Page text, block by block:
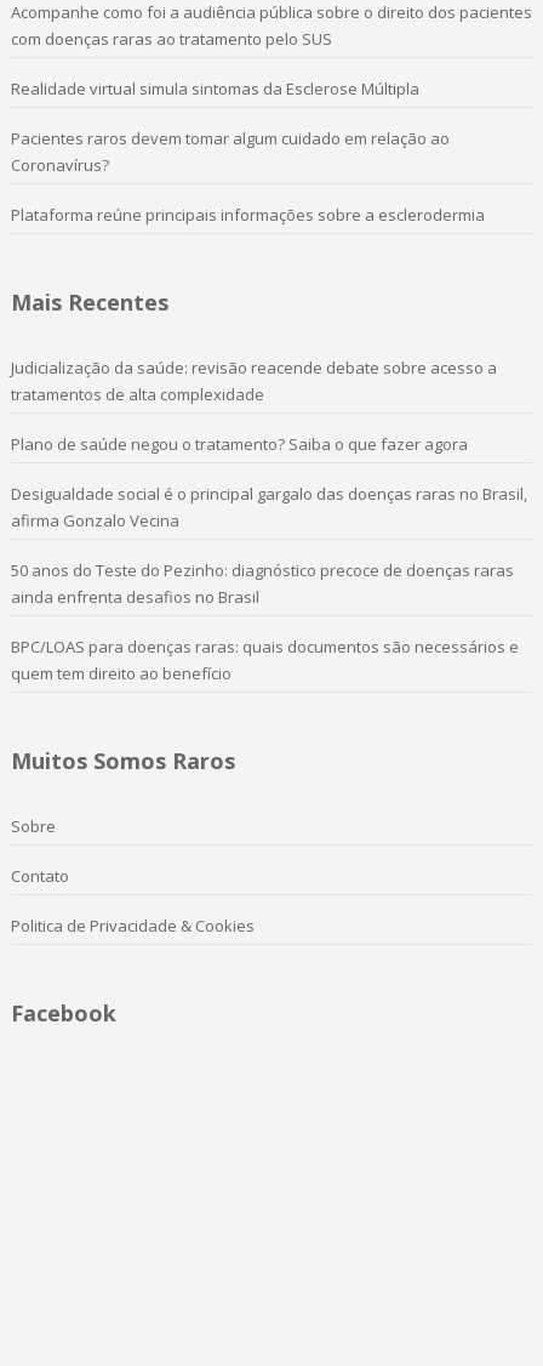
Acompanhe como foi a audiência pública sobre o direito dos pacientes
com doenças raras ao tratamento pelo SUS
Realidade virtual simula sintomas da Esclerose Múltipla
Pacientes raros devem tomar algum cuidado em relação ao
Coronavírus?
Plataforma reúne principais informações sobre a esclerodermia
Mais Recentes
Judicialização da saúde: revisão reacende debate sobre acesso a
tratamentos de alta complexidade
Plano de saúde negou o tratamento? Saiba o que fazer agora
Desigualdade social é o principal gargalo das doenças raras no Brasil,
afirma Gonzalo Vecina
50 anos do Teste do Pezinho: diagnóstico precoce de doenças raras
ainda enfrenta desafios no Brasil
BPC/LOAS para doenças raras: quais documentos são necessários e
quem tem direito ao benefício
Muitos Somos Raros
Sobre
Contato
Politica de Privacidade & Cookies
Facebook